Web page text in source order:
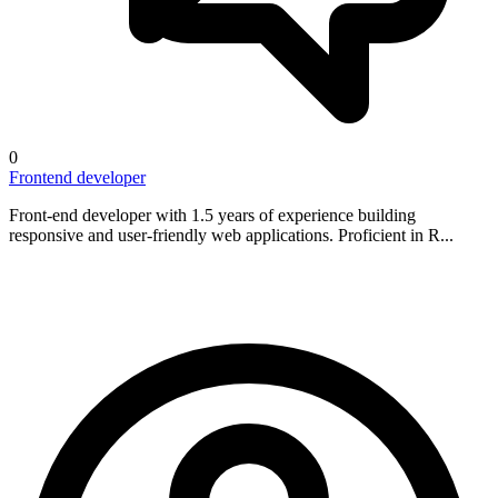
0
Frontend developer
Front-end developer with 1.5 years of experience building
responsive and user-friendly web applications. Proficient in R...